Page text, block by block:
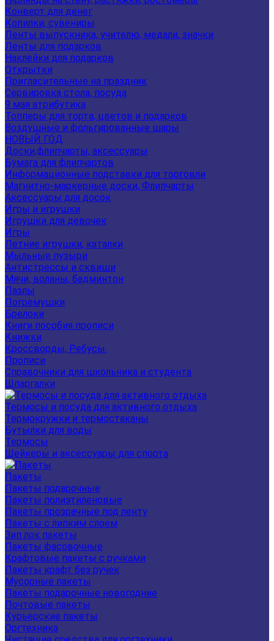
Конверт для денег
Копилки, сувениры
Ленты выпускника, учителю, медали, значки
Ленты для подарков
Наклейки для подарков
Открытки
Пригласительные на праздник
Сервировка стола, посуда
9 мая атрибутика
Топперы для торта, цветов и подарков
Воздушные и фольгированные шары
НОВЫЙ ГОД
Доски,флипчарты, аксессуары
Бумага для флипчартов
Информационные подставки для торговли
Магнитно-маркерные доски, Флипчарты
Аксессуары для досок
Игры и игрушки
Игрушки для девочек
Игры
Летние игрушки, каталки
Мыльные пузыри
Антистрессы и сквиши
Мячи, воланы, бадминтон
Пазлы
Погремушки
Брелоки
Книги пособия прописи
Книжки
Кроссворды, Ребусы.
Прописи
Справочники для школьника и студента
Шпаргалки
Термосы и посуда для активного отдыха
Термокружки и термостаканы
Бутылки для воды
Термосы
Шейкеры и аксессуары для спорта
Пакеты
Пакеты подарочные
Пакеты полиэтиленовые
Пакеты прозрачные под ленту
Пакеты с липким слоем
Зип лок пакеты
Пакеты фасовочные
Крафтовые пакеты с ручками
Пакеты крафт без ручек
Мусорные пакеты
Пакеты подарочные новогодние
Почтовые пакеты
Курьерские пакеты
Оргтехника